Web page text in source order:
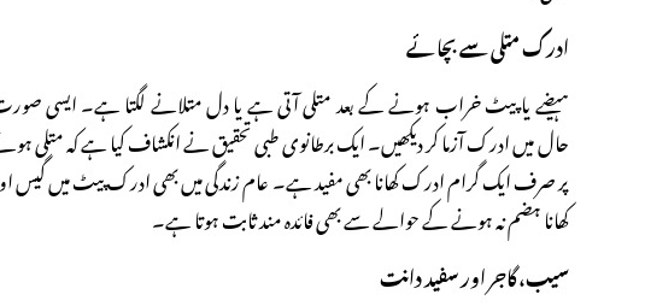
ادرک متلی سے بچائے
ہیضے یا پیٹ خراب ہونے کے بعد متلی آتی ہے یا دل متلانے لگتا ہے۔ ایسی
حال میں ادرک آزما کر دیکھیں۔ ایک برطانوی طبی تحقیق نے انکشاف کیا ہے کہ متلی
پر صرف ایک گرام ادرک کھانا بھی مفید ہے۔ عام زندگی میں بھی ادرک پیٹ میں گیس
کھانا ہضم نہ ہونے کے حوالے سے بھی فائدہ مند ثابت ہوتا ہے۔
سیب، گاجر اور سفید دانت